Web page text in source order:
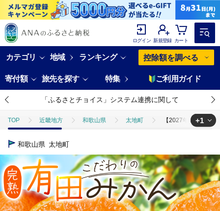
ログイン 新規登録 カート
カテゴリ 地域 ランキング 控除額を調べる
寄付額 旅先を探す 特集 ご利用ガイド
「ふるさとチョイス」システム連携に関して
TOP 近畿地方 和歌山県 太地町 【2027年1月発送
TOP
+1
和歌山県 太地町